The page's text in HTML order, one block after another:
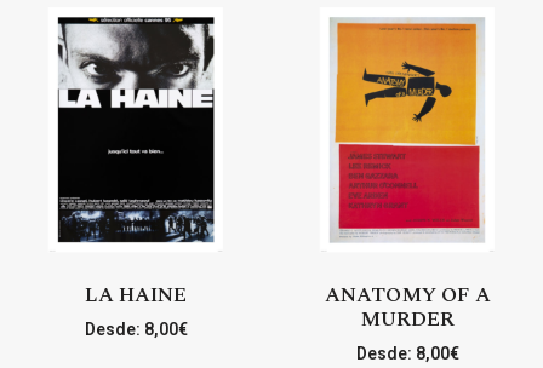
LA HAINE
Desde: 8,00€
ANATOMY OF A
MURDER
Desde: 8,00€